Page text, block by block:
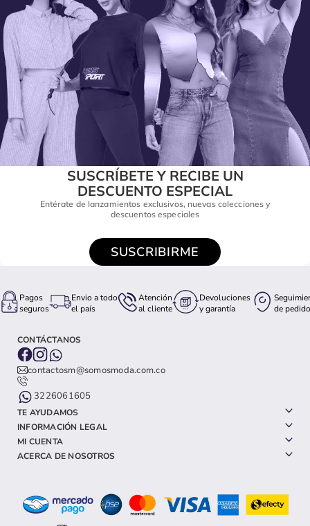
SUSCRÍBETE Y RECIBE UN
DESCUENTO ESPECIAL
Entérate de lanzamientos exclusivos, nuevas colecciones y
descuentos especiales
SUSCRIBIRME
Pagos
seguros
Envio a todo
el país
Atención
al cliente
Devoluciones
y garantía
de pedido
CONTÁCTANOS
contactosm@somosmoda.com.co
3226061605
TE AYUDAMOS
INFORMACIÓN LEGAL
MI CUENTA
ACERCA DE NOSOTROS